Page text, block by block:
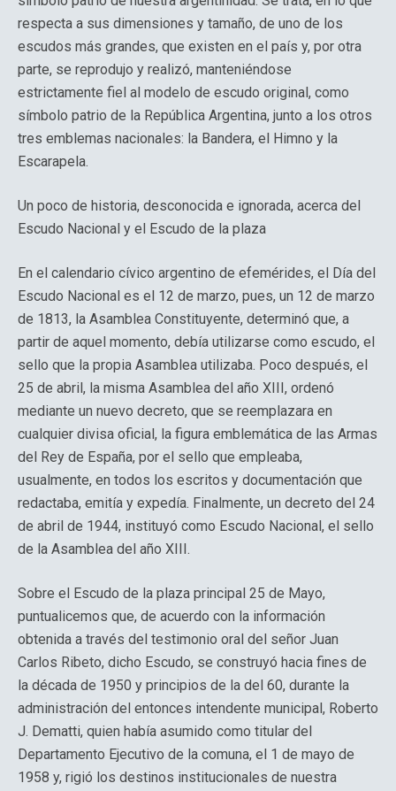
respecta a sus dimensiones y tamaño, de uno de los
escudos más grandes, que existen en el país y, por otra
parte, se reprodujo y realizó, manteniéndose
estrictamente fiel al modelo de escudo original, como
símbolo patrio de la República Argentina, junto a los otros
tres emblemas nacionales: la Bandera, el Himno y la
Escarapela.
Un poco de historia, desconocida e ignorada, acerca del
Escudo Nacional y el Escudo de la plaza
En el calendario cívico argentino de efemérides, el Día del
Escudo Nacional es el 12 de marzo, pues, un 12 de marzo
de 1813, la Asamblea Constituyente, determinó que, a
partir de aquel momento, debía utilizarse como escudo, el
sello que la propia Asamblea utilizaba. Poco después, el
25 de abril, la misma Asamblea del año XIII, ordenó
mediante un nuevo decreto, que se reemplazara en
cualquier divisa oficial, la figura emblemática de las Armas
del Rey de España, por el sello que empleaba,
usualmente, en todos los escritos y documentación que
redactaba, emitía y expedía. Finalmente, un decreto del 24
de abril de 1944, instituyó como Escudo Nacional, el sello
de la Asamblea del año XIII.
Sobre el Escudo de la plaza principal 25 de Mayo,
puntualicemos que, de acuerdo con la información
obtenida a través del testimonio oral del señor Juan
Carlos Ribeto, dicho Escudo, se construyó hacia fines de
la década de 1950 y principios de la del 60, durante la
administración del entonces intendente municipal, Roberto
J. Dematti, quien había asumido como titular del
Departamento Ejecutivo de la comuna, el 1 de mayo de
1958 y, rigió los destinos institucionales de nuestra